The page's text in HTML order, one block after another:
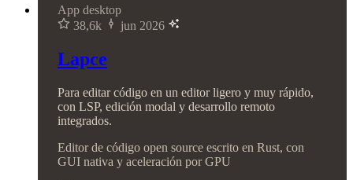
App desktop
38,6k
jun 2026
Lapce
Para editar código en un editor ligero y muy rápido,
con LSP, edición modal y desarrollo remoto
integrados.
Editor de código open source escrito en Rust, con
GUI nativa y aceleración por GPU